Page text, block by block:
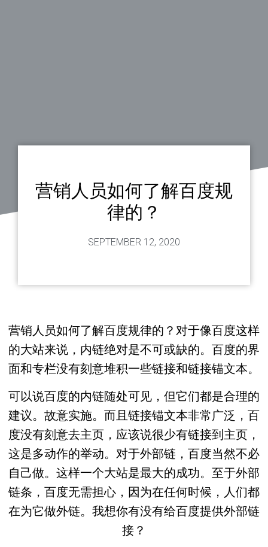
营销人员如何了解百度规
律的？
SEPTEMBER 12, 2020
营销人员如何了解百度规律的？对于像百度这样
的大站来说，内链绝对是不可或缺的。百度的界
面和专栏没有刻意堆积一些链接和链接锚文本。
可以说百度的内链随处可见，但它们都是合理的
建议。故意实施。而且链接锚文本非常广泛，百
度没有刻意去主页，应该说很少有链接到主页，
这是多动作的举动。对于外部链，百度当然不必
自己做。这样一个大站是最大的成功。至于外部
链条，百度无需担心，因为在任何时候，人们都
在为它做外链。我想你有没有给百度提供外部链
接？